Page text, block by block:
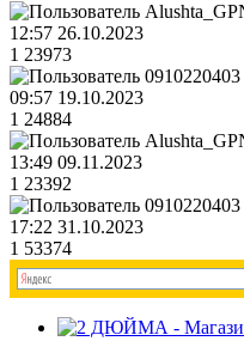
12:57 26.10.2023
1 23973
09:57 19.10.2023
1 24884
13:49 09.11.2023
1 23392
17:22 31.10.2023
1 53374